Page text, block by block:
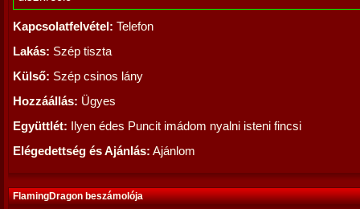
Kapcsolatfelvétel: Telefon
Lakás: Szép tiszta
Külső: Szép csinos lány
Hozzáállás: Ügyes
Együttlét: Ilyen édes Puncit imádom nyalni isteni fincsi
Elégedettség és Ajánlás: Ajánlom
FlamingDragon beszámolója